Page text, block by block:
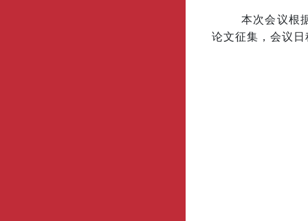
本次会议根
论文征集，会议